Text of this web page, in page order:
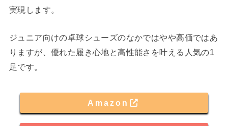
実現します。
ジュニア向けの卓球シューズのなかではやや高価ではあ
りますが、優れた履き心地と高性能さを叶える人気の1
足です。
Amazon